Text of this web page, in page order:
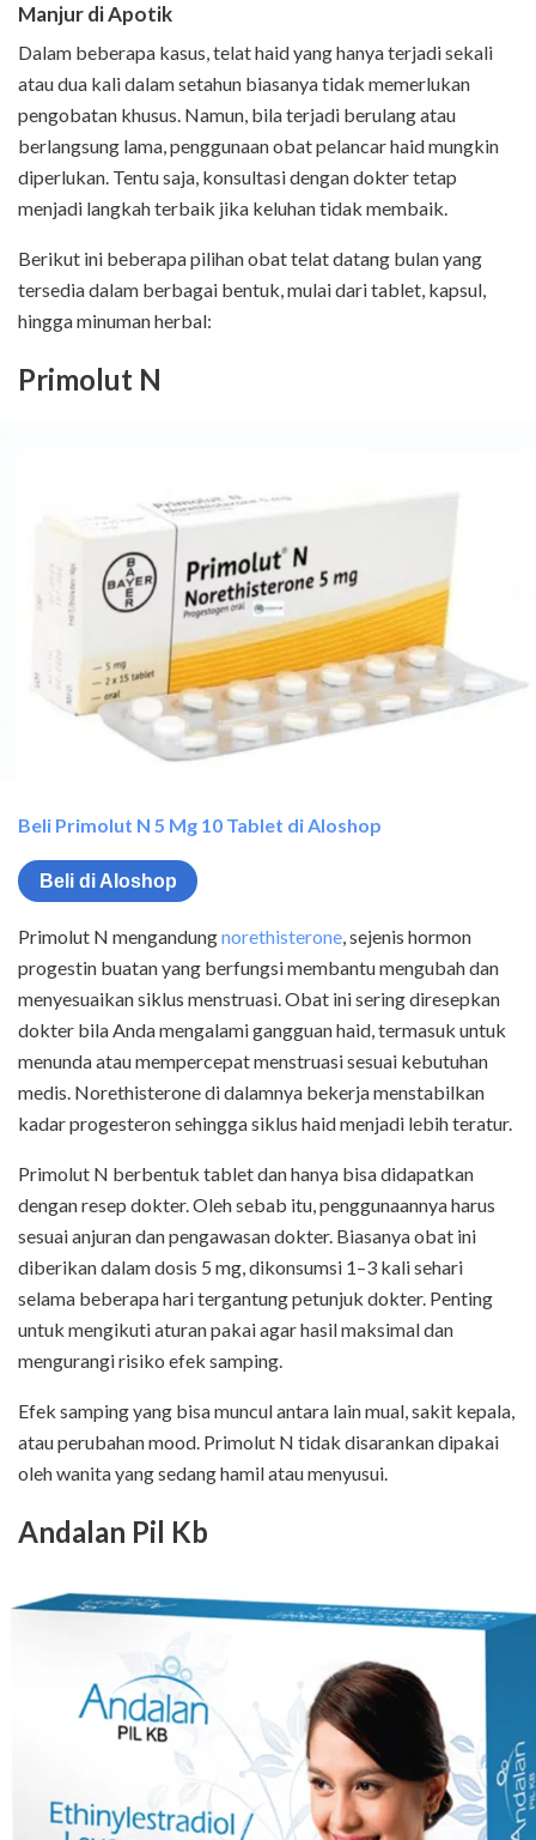
Manjur di Apotik
Dalam beberapa kasus, telat haid yang hanya terjadi sekali
atau dua kali dalam setahun biasanya tidak memerlukan
pengobatan khusus. Namun, bila terjadi berulang atau
berlangsung lama, penggunaan obat pelancar haid mungkin
diperlukan. Tentu saja, konsultasi dengan dokter tetap
menjadi langkah terbaik jika keluhan tidak membaik.
Berikut ini beberapa pilihan obat telat datang bulan yang
tersedia dalam berbagai bentuk, mulai dari tablet, kapsul,
hingga minuman herbal:
Primolut N
Beli Primolut N 5 Mg 10 Tablet di Aloshop
Beli di Aloshop
Primolut N mengandungnorethisterone , sejenis hormon
progestin buatan yang berfungsi membantu mengubah dan
menyesuaikan siklus menstruasi. Obat ini sering diresepkan
dokter bila Anda mengalami gangguan haid, termasuk untuk
menunda atau mempercepat menstruasi sesuai kebutuhan
medis. Norethisterone di dalamnya bekerja menstabilkan
kadar progesteron sehingga siklus haid menjadi lebih teratur.
Primolut N berbentuk tablet dan hanya bisa didapatkan
dengan resep dokter. Oleh sebab itu, penggunaannya harus
sesuai anjuran dan pengawasan dokter. Biasanya obat ini
diberikan dalam dosis 5 mg, dikonsumsi 1–3 kali sehari
selama beberapa hari tergantung petunjuk dokter. Penting
untuk mengikuti aturan pakai agar hasil maksimal dan
mengurangi risiko efek samping.
Efek samping yang bisa muncul antara lain mual, sakit kepala,
atau perubahan mood. Primolut N tidak disarankan dipakai
oleh wanita yang sedang hamil atau menyusui.
Andalan Pil Kb